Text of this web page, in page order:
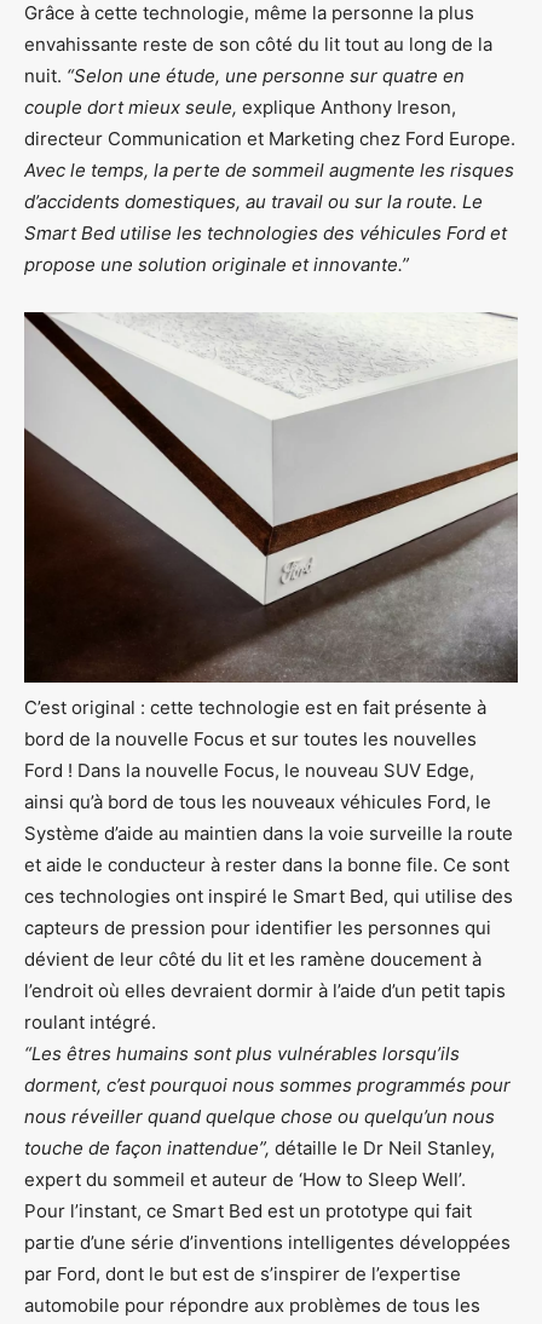
Grâce à cette technologie, même la personne la plus
envahissante reste de son côté du lit tout au long de la
nuit. “Selon une étude, une personne sur quatre en
couple dort mieux seule, explique Anthony Ireson,
directeur Communication et Marketing chez Ford Europe.
Avec le temps, la perte de sommeil augmente les risques
d’accidents domestiques, au travail ou sur la route. Le
Smart Bed utilise les technologies des véhicules Ford et
propose une solution originale et innovante.”
C’est original : cette technologie est en fait présente à
bord de la nouvelle Focus et sur toutes les nouvelles
Ford ! Dans la nouvelle Focus, le nouveau SUV Edge,
ainsi qu’à bord de tous les nouveaux véhicules Ford, le
Système d’aide au maintien dans la voie surveille la route
et aide le conducteur à rester dans la bonne file. Ce sont
ces technologies ont inspiré le Smart Bed, qui utilise des
capteurs de pression pour identifier les personnes qui
dévient de leur côté du lit et les ramène doucement à
l’endroit où elles devraient dormir à l’aide d’un petit tapis
roulant intégré.
“Les êtres humains sont plus vulnérables lorsqu’ils
dorment, c’est pourquoi nous sommes programmés pour
nous réveiller quand quelque chose ou quelqu’un nous
touche de façon inattendue”, détaille le Dr Neil Stanley,
expert du sommeil et auteur de ‘How to Sleep Well’.
Pour l’instant, ce Smart Bed est un prototype qui fait
partie d’une série d’inventions intelligentes développées
par Ford, dont le but est de s’inspirer de l’expertise
automobile pour répondre aux problèmes de tous les